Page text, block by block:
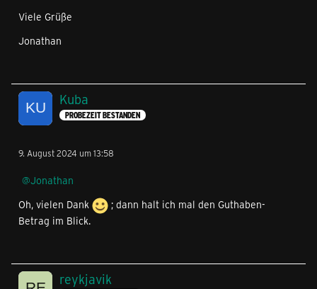
Viele Grüße
Jonathan
Kuba
PROBEZEIT BESTANDEN
9. August 2024 um 13:58
Jonathan
Oh, vielen Dank
; dann halt ich mal den Guthaben-
Betrag im Blick.
reykjavik